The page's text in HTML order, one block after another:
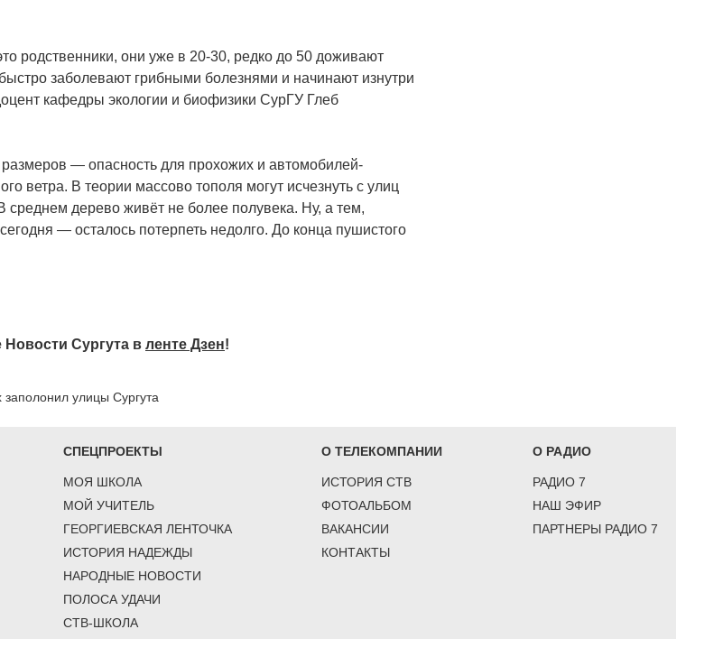
родственники, они уже в 20-30, редко до 50 доживают
заболевают грибными болезнями и начинают изнутри
кафедры экологии и биофизики СурГУ Глеб
— опасность для прохожих и автомобилей-
ветра. В теории массово тополя могут исчезнуть с улиц
среднем дерево живёт не более полувека. Ну, а тем,
— осталось потерпеть недолго. До конца пушистого
Новости Сургута в ленте Дзен!
улицы Сургута
СПЕЦПРОЕКТЫ
МОЯ ШКОЛА
МОЙ УЧИТЕЛЬ
ГЕОРГИЕВСКАЯ ЛЕНТОЧКА
ИСТОРИЯ НАДЕЖДЫ
НАРОДНЫЕ НОВОСТИ
ПОЛОСА УДАЧИ
СТВ-ШКОЛА
О ТЕЛЕКОМПАНИИ
ИСТОРИЯ СТВ
ФОТОАЛЬБОМ
ВАКАНСИИ
КОНТАКТЫ
О РАДИО
РАДИО 7
НАШ ЭФИР
ПАРТНЕРЫ РАДИО 7